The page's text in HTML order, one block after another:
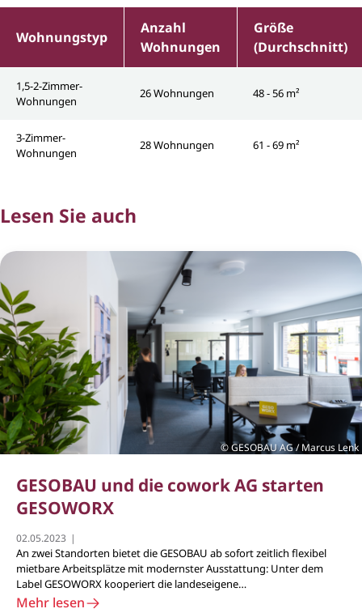
Wohnungstyp
Anzahl
Wohnungen
Größe
(Durchschnitt)
1,5-2-Zimmer-
Wohnungen
26 Wohnungen 48 - 56 m²
3-Zimmer-
Wohnungen
28 Wohnungen 61 - 69 m²
Lesen Sie auch
GESOBAU AG / Marcus Lenk
GESOBAU und die cowork AG starten
GESOWORX
02.05.2023
An zwei Standorten bietet die GESOBAU ab sofort zeitlich flexibel
mietbare Arbeitsplätze mit modernster Ausstattung: Unter dem
Label GESOWORX kooperiert die landeseigene
Wohnungsbaugesellschaft mit dem Aachener Unternehmen, das
Mehr lesen